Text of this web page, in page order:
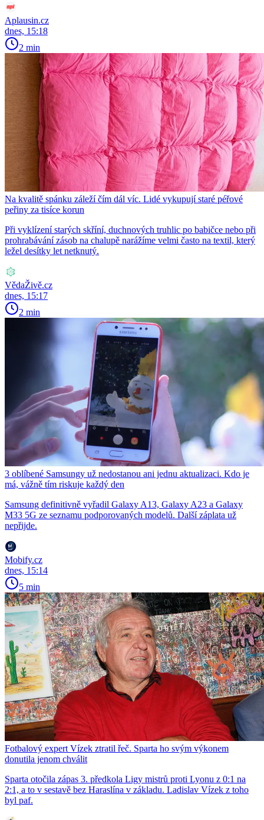
Aplausin.cz
dnes, 15:18
2 min
Na kvalitě spánku záleží čím dál víc. Lidé vykupují staré péřové
peřiny za tisíce korun
Při vyklízení starých skříní, duchnových truhlic po babičce nebo při
prohrabávání zásob na chalupě narážíme velmi často na textil, který
ležel desítky let netknutý.
VědaŽivě.cz
dnes, 15:17
2 min
3 oblíbené Samsungy už nedostanou ani jednu aktualizaci. Kdo je
má, vážně tím riskuje každý den
Samsung definitivně vyřadil Galaxy A13, Galaxy A23 a Galaxy
M33 5G ze seznamu podporovaných modelů. Další záplata už
nepřijde.
Mobify.cz
dnes, 15:14
5 min
Fotbalový expert Vízek ztratil řeč. Sparta ho svým výkonem
donutila jenom chválit
Sparta otočila zápas 3. předkola Ligy mistrů proti Lyonu z 0:1 na
2:1, a to v sestavě bez Haraslína v základu. Ladislav Vízek z toho
byl paf.